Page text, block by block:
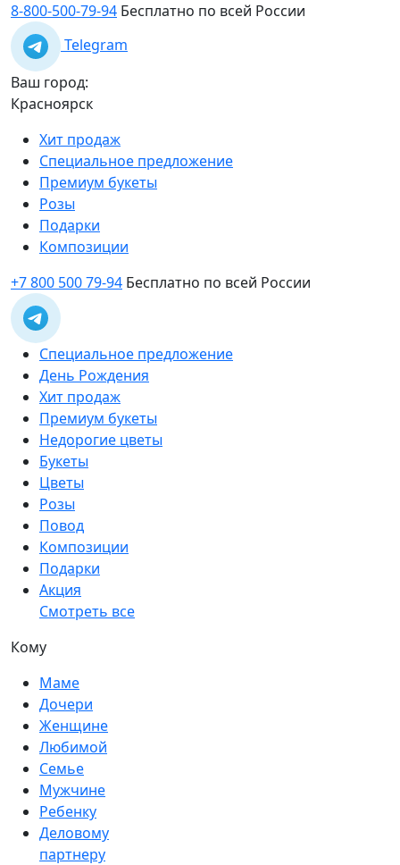
8-800-500-79-94 Бесплатно по всей России
Telegram
Ваш город:
Красноярск
Хит продаж
Специальное предложение
Премиум букеты
Розы
Подарки
Композиции
+7 800 500 79-94 Бесплатно по всей России
Специальное предложение
День Рождения
Хит продаж
Премиум букеты
Недорогие цветы
Букеты
Цветы
Розы
Повод
Композиции
Подарки
Акция
Смотреть все
Кому
Маме
Дочери
Женщине
Любимой
Семье
Мужчине
Ребенку
Деловому
партнеру